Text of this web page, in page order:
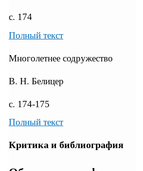
с. 174
Полный текст
Многолетнее содружество
В. Н. Белицер
с. 174-175
Полный текст
Критика и библиография